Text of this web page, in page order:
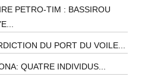
PETRO-TIM : BASSIROU
DU PORT DU VOILE...
QUATRE INDIVIDUS...